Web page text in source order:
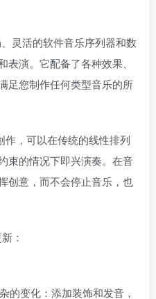
灵活的软件音乐序列器和数
演。它配备了各种效果、
足您制作任何类型音乐的所
作，可以在传统的线性排列
束的情况下即兴演奏。在音
创意，而不会停止音乐，也
：
的变化：添加装饰和发音，